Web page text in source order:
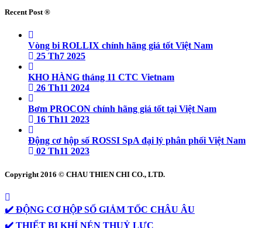
Recent Post ®
Vòng bi ROLLIX chính hãng giá tốt Việt Nam
25 Th7 2025
KHO HÀNG tháng 11 CTC Vietnam
26 Th11 2024
Bơm PROCON chính hãng giá tốt tại Việt Nam
16 Th11 2023
Động cơ hộp số ROSSI SpA đại lý phân phối Việt Nam
02 Th11 2023
Copyright 2016 © CHAU THIEN CHI CO., LTD.
✔️ ĐỘNG CƠ HỘP SỐ GIẢM TỐC CHÂU ÂU
✔️ THIẾT BỊ KHÍ NÉN THUỶ LỰC